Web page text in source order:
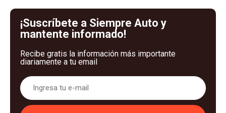
¡Suscríbete a Siempre Auto y
mantente informado!
Recibe gratis la información más importante
diariamente a tu email